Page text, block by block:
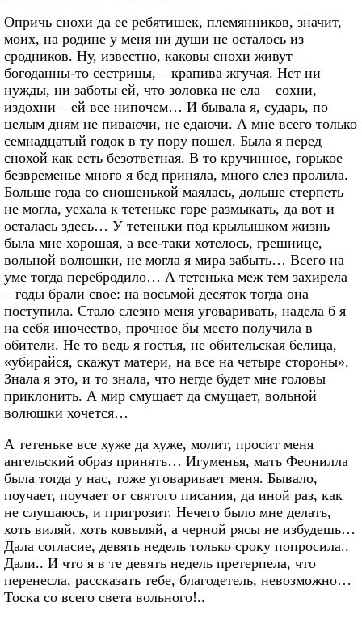
Опричь снохи да ее ребятишек, племянников, значит,
моих, на родине у меня ни души не осталось из
сродников. Ну, известно, каковы снохи живут –
богоданны-то сестрицы, – крапива жгучая. Нет ни
нужды, ни заботы ей, что золовка не ела – сохни,
издохни – ей все нипочем… И бывала я, сударь, по
целым дням не пиваючи, не едаючи. А мне всего только
семнадцатый годок в ту пору пошел. Была я перед
снохой как есть безответная. В то кручинное, горькое
безвременье много я бед приняла, много слез пролила.
Больше года со сношенькой маялась, дольше стерпеть
не могла, уехала к тетеньке горе размыкать, да вот и
осталась здесь… У тетеньки под крылышком жизнь
была мне хорошая, а все-таки хотелось, грешнице,
вольной волюшки, не могла я мира забыть… Всего на
уме тогда перебродило… А тетенька меж тем захирела
– годы брали свое: на восьмой десяток тогда она
поступила. Стало слезно меня уговаривать, надела б я
на себя иночество, прочное бы место получила в
обители. Не то ведь я гостья, не обительская белица,
«убирайся, скажут матери, на все на четыре стороны».
Знала я это, и то знала, что негде будет мне головы
приклонить. А мир смущает да смущает, вольной
волюшки хочется…
А тетеньке все хуже да хуже, молит, просит меня
ангельский образ принять… Игуменья, мать Феонилла
была тогда у нас, тоже уговаривает меня. Бывало,
поучает, поучает от святого писания, да иной раз, как
не слушаюсь, и пригрозит. Нечего было мне делать,
хоть виляй, хоть ковыляй, а черной рясы не избудешь…
Дала согласие, девять недель только сроку попросила..
Дали.. И что я в те девять недель претерпела, что
перенесла, рассказать тебе, благодетель, невозможно…
Тоска со всего света вольного!..